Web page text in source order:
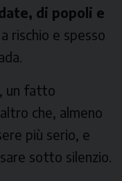
di popoli e
rischio e spesso
un fatto
che, almeno
più serio, e
sotto silenzio.